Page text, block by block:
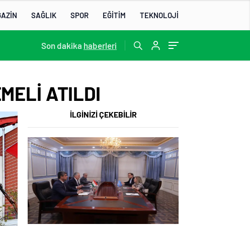
SAĞLIK SPOR EĞİTİM TEKNOLOJİ
Son dakika haberleri
ATILDI
İLGİNİZİ ÇEKEBİLİR